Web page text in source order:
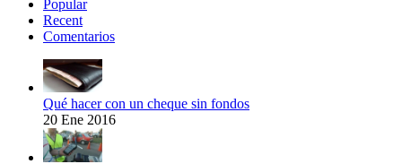
Popular
Recent
Comentarios
Qué hacer con un cheque sin fondos
20 Ene 2016